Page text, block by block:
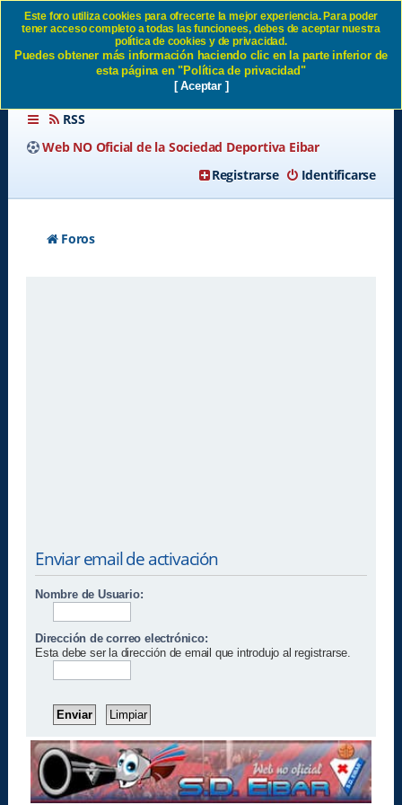
Enviar email de activación SD
Eibar
RSS
Web NO Oficial de la Sociedad Deportiva Eibar
Identificarse
Registrarse
Foros
Enviar email de activación
Nombre de Usuario:
Dirección de correo electrónico:
Esta debe ser la dirección de email que introdujo al registrarse.
Este foro utiliza cookies para ofrecerte la mejor experiencia. Para poder
tener acceso completo a todas las funcionees, debes de aceptar nuestra
política de cookies y de privacidad.
Puedes obtener más información haciendo clic en la parte inferior de
esta página en "Política de privacidad"
[ Aceptar ]